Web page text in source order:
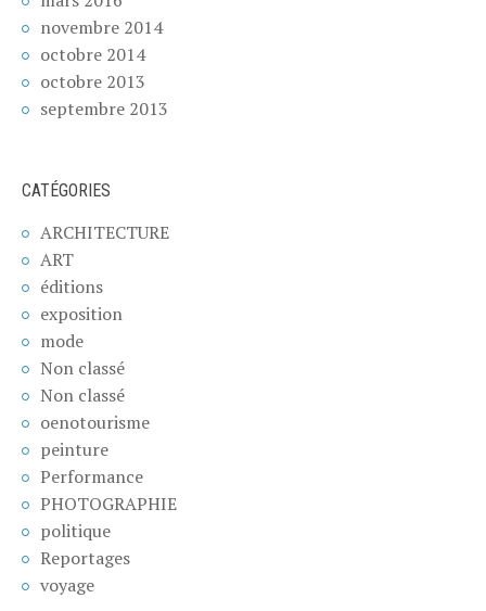
novembre 2014
octobre 2014
octobre 2013
septembre 2013
CATÉGORIES
ARCHITECTURE
ART
éditions
exposition
mode
Non classé
Non classé
oenotourisme
peinture
Performance
PHOTOGRAPHIE
politique
Reportages
voyage